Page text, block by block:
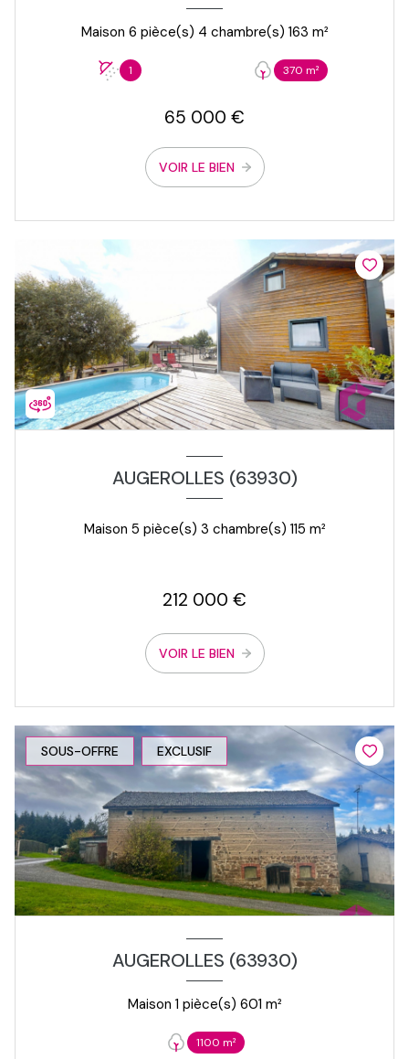
Maison 6 pièce(s) 4 chambre(s) 163 m²
1 370 m²
65 000 €
VOIR LE BIEN
AUGEROLLES (63930)
Maison 5 pièce(s) 3 chambre(s) 115 m²
212 000 €
VOIR LE BIEN
SOUS-OFFRE EXCLUSIF
AUGEROLLES (63930)
Maison 1 pièce(s) 601 m²
1100 m²